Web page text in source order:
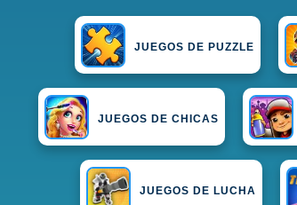
JUEGOS DE PUZZLE
JUEGOS DE CHICAS
JUEGOS DE LUCHA